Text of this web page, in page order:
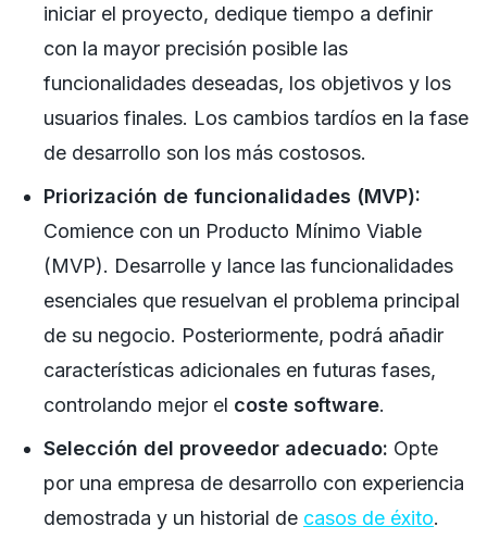
iniciar el proyecto, dedique tiempo a definir
con la mayor precisión posible las
funcionalidades deseadas, los objetivos y los
usuarios finales. Los cambios tardíos en la fase
de desarrollo son los más costosos.
Priorización de funcionalidades (MVP):
Comience con un Producto Mínimo Viable
(MVP). Desarrolle y lance las funcionalidades
esenciales que resuelvan el problema principal
de su negocio. Posteriormente, podrá añadir
características adicionales en futuras fases,
controlando mejor el coste software.
Selección del proveedor adecuado: Opte
por una empresa de desarrollo con experiencia
demostrada y un historial de casos de éxito.